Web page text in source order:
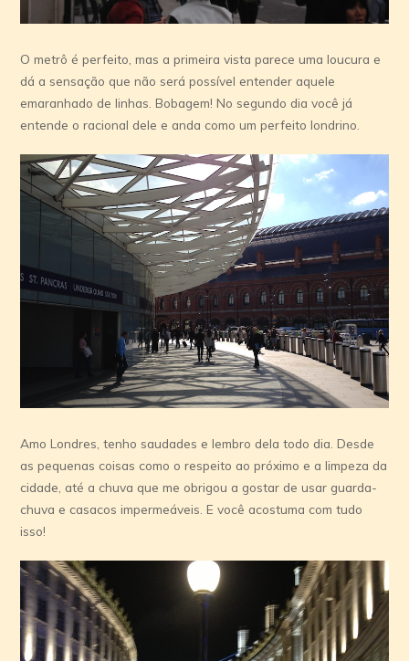
O metrô é perfeito, mas a primeira vista parece uma loucura e
dá a sensação que não será possível entender aquele
emaranhado de linhas. Bobagem! No segundo dia você já
entende o racional dele e anda como um perfeito londrino.
Amo Londres, tenho saudades e lembro dela todo dia. Desde
as pequenas coisas como o respeito ao próximo e a limpeza da
cidade, até a chuva que me obrigou a gostar de usar guarda-
chuva e casacos impermeáveis. E você acostuma com tudo
isso!